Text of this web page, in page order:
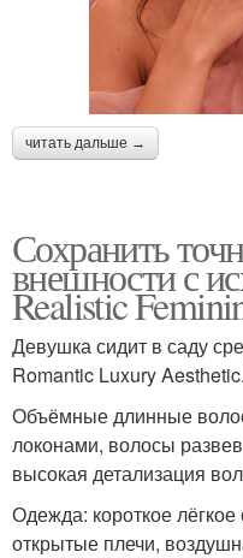
читать дальше →
Сохранить
внешности с
Realistic
Девушка сидит в саду
Romantic Luxury Aesthetic.
Объёмные длинные
локонами, волосы
высокая детализация
Одежда: короткое
открытые плечи,